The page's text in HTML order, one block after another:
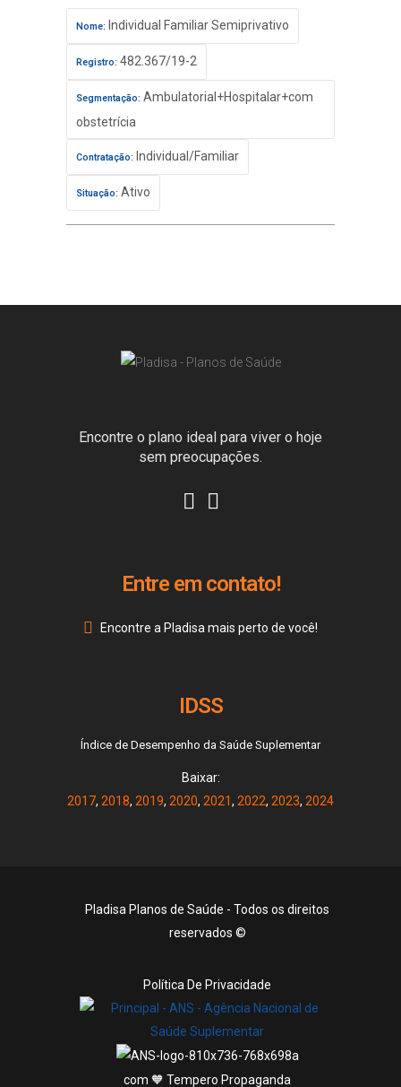
Nome: Individual Familiar Semiprivativo
Registro: 482.367/19-2
Segmentação: Ambulatorial+Hospitalar+com
obstetrícia
Contratação: Individual/Familiar
Situação: Ativo
Encontre o plano ideal para viver o hoje
sem preocupações.
Entre em contato!
Encontre a Pladisa mais perto de você!
IDSS
Índice de Desempenho da Saúde Suplementar
Baixar:
2017, 2018, 2019, 2020, 2021, 2022, 2023, 2024
Pladisa Planos de Saúde - Todos os direitos
reservados ©
Política De Privacidade
com 🧡 Tempero Propaganda